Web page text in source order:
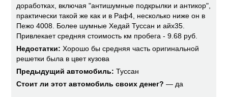
доработках, включая "антишумные подкрылки и антикор",
практически такой же как и в Раф4, несколько ниже он в
Пежо 4008. Более шумные Хедай Туссан и айх35.
Привлекает средняя стоимость км пробега - 9.68 руб.
Недостатки: Хорошо бы средняя часть оригинальной
решетки была в цвет кузова
Предыдущий автомобиль: Туссан
Стоит ли этот автомобиль своих денег? — да